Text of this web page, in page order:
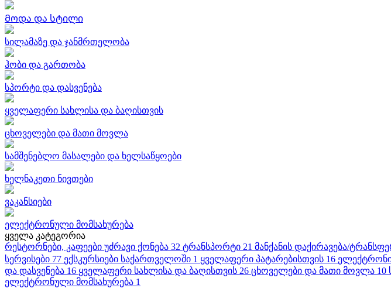
Მოდა და სტილი
სილამაზე და ჯანმრთელობა
ჰობი და გართობა
სპორტი და დასვენება
ყველაფერი სახლისა და ბაღისთვის
ცხოველები და მათი მოვლა
სამშენებლო მასალები და ხელსაწყოები
ხელნაკეთი ნივთები
ვაკანსიები
ელექტრონული მომსახურება
ყველა კატეგორია
რესტორნები, კაფეები უძრავი ქონება 32 ტრანსპორტი 21 მანქანის დაქირავება/
სერვისები 77 ექსკურსიები საქართველოში 1 ყველაფერი პატარებისთვის 16
და დასვენება 16 ყველაფერი სახლისა და ბაღისთვის 26 ცხოველები და მათი მოვლა 10
ელექტრონული მომსახურება 1